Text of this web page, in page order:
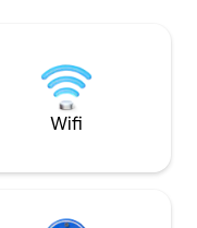
köra till den
finns konstverk
Furry vänner är
Wifi